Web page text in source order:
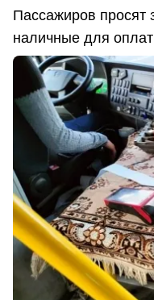
Пассажиров просят
наличные для